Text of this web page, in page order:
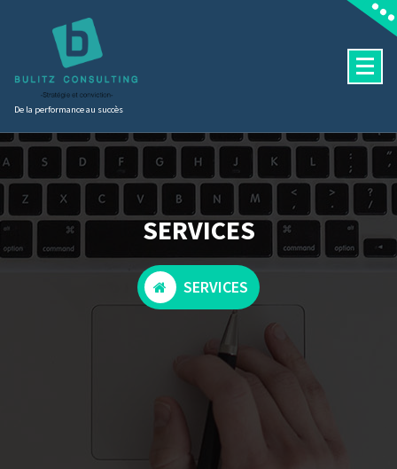
De la performance au succès
SERVICES
SERVICES